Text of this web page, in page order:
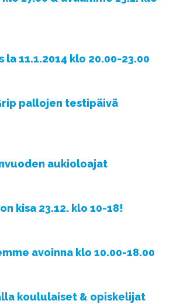
11.1.2014 klo 20.00-23.00
pallojen testipäivä
aukioloajat
kisa 23.12. klo 10-18!
avoinna klo 10.00-18.00
koululaiset & opiskelijat